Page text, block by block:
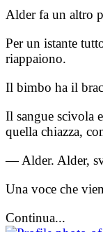
Alder fa un altro
Per un istante
riappaiono.
Il bimbo ha il
Il sangue scivola
quella chiazza,
— Alder. Alder,
Una voce che
Continua...